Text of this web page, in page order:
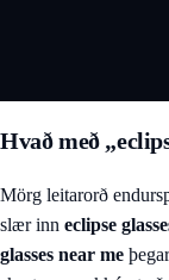
Hvað með
Mörg leitarorð
slær inn eclipse
glasses near me